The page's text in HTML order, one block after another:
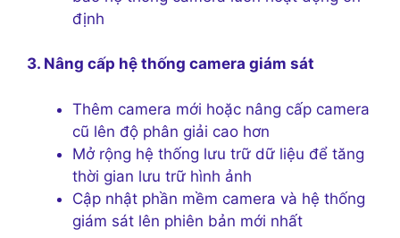
định
3. Nâng cấp hệ thống camera giám sát
Thêm camera mới hoặc nâng cấp camera
cũ lên độ phân giải cao hơn
Mở rộng hệ thống lưu trữ dữ liệu để tăng
thời gian lưu trữ hình ảnh
Cập nhật phần mềm camera và hệ thống
giám sát lên phiên bản mới nhất